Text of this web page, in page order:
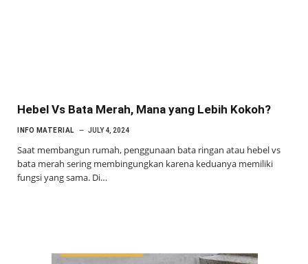
Hebel Vs Bata Merah, Mana yang Lebih Kokoh?
INFO MATERIAL JULY 4, 2024
Saat membangun rumah, penggunaan bata ringan atau hebel vs
bata merah sering membingungkan karena keduanya memiliki
fungsi yang sama. Di…